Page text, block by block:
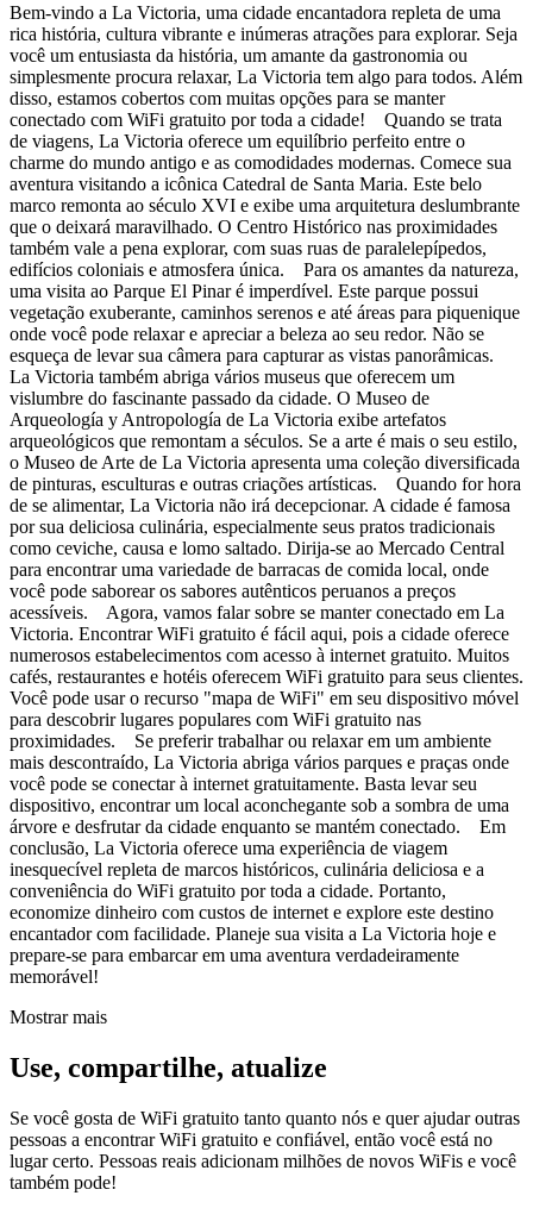
Bem-vindo a La Victoria, uma cidade encantadora repleta de uma
rica história, cultura vibrante e inúmeras atrações para explorar. Seja
você um entusiasta da história, um amante da gastronomia ou
simplesmente procura relaxar, La Victoria tem algo para todos. Além
disso, estamos cobertos com muitas opções para se manter
conectado com WiFi gratuito por toda a cidade! Quando se trata
de viagens, La Victoria oferece um equilíbrio perfeito entre o
charme do mundo antigo e as comodidades modernas. Comece sua
aventura visitando a icônica Catedral de Santa Maria. Este belo
marco remonta ao século XVI e exibe uma arquitetura deslumbrante
que o deixará maravilhado. O Centro Histórico nas proximidades
também vale a pena explorar, com suas ruas de paralelepípedos,
edifícios coloniais e atmosfera única. Para os amantes da natureza,
uma visita ao Parque El Pinar é imperdível. Este parque possui
vegetação exuberante, caminhos serenos e até áreas para piquenique
onde você pode relaxar e apreciar a beleza ao seu redor. Não se
esqueça de levar sua câmera para capturar as vistas panorâmicas.
La Victoria também abriga vários museus que oferecem um
vislumbre do fascinante passado da cidade. O Museo de
Arqueología y Antropología de La Victoria exibe artefatos
arqueológicos que remontam a séculos. Se a arte é mais o seu estilo,
o Museo de Arte de La Victoria apresenta uma coleção diversificada
de pinturas, esculturas e outras criações artísticas. Quando for hora
de se alimentar, La Victoria não irá decepcionar. A cidade é famosa
por sua deliciosa culinária, especialmente seus pratos tradicionais
como ceviche, causa e lomo saltado. Dirija-se ao Mercado Central
para encontrar uma variedade de barracas de comida local, onde
você pode saborear os sabores autênticos peruanos a preços
acessíveis. Agora, vamos falar sobre se manter conectado em La
Victoria. Encontrar WiFi gratuito é fácil aqui, pois a cidade oferece
numerosos estabelecimentos com acesso à internet gratuito. Muitos
cafés, restaurantes e hotéis oferecem WiFi gratuito para seus clientes.
Você pode usar o recurso "mapa de WiFi" em seu dispositivo móvel
para descobrir lugares populares com WiFi gratuito nas
proximidades. Se preferir trabalhar ou relaxar em um ambiente
mais descontraído, La Victoria abriga vários parques e praças onde
você pode se conectar à internet gratuitamente. Basta levar seu
dispositivo, encontrar um local aconchegante sob a sombra de uma
árvore e desfrutar da cidade enquanto se mantém conectado. Em
conclusão, La Victoria oferece uma experiência de viagem
inesquecível repleta de marcos históricos, culinária deliciosa e a
conveniência do WiFi gratuito por toda a cidade. Portanto,
economize dinheiro com custos de internet e explore este destino
encantador com facilidade. Planeje sua visita a La Victoria hoje e
prepare-se para embarcar em uma aventura verdadeiramente
memorável!
Mostrar mais
Use, compartilhe, atualize
Se você gosta de WiFi gratuito tanto quanto nós e quer ajudar outras
pessoas a encontrar WiFi gratuito e confiável, então você está no
lugar certo. Pessoas reais adicionam milhões de novos WiFis e você
também pode!